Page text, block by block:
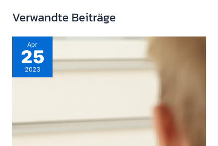
Verwandte Beiträge
Apr
25
2023